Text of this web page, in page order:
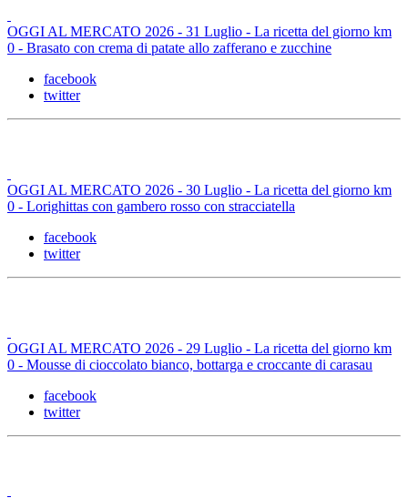
OGGI AL MERCATO 2026 - 31 Luglio - La ricetta del giorno km
0 - Brasato con crema di patate allo zafferano e zucchine
facebook
twitter
OGGI AL MERCATO 2026 - 30 Luglio - La ricetta del giorno km
0 - Lorighittas con gambero rosso con stracciatella
facebook
twitter
OGGI AL MERCATO 2026 - 29 Luglio - La ricetta del giorno km
0 - Mousse di cioccolato bianco, bottarga e croccante di carasau
facebook
twitter